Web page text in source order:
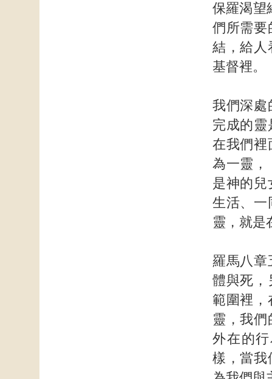
保羅渴望
們所需要
結，給人
基督裡。
我們深處
完成的靈
在我們裡
為一靈，
是神的兒
生活、一
靈，就是
羅馬八章
體與死，
範圍裡，
靈，我
外在的
樣，當我